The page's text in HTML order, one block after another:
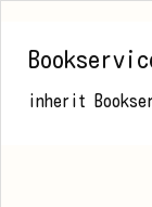
inherit